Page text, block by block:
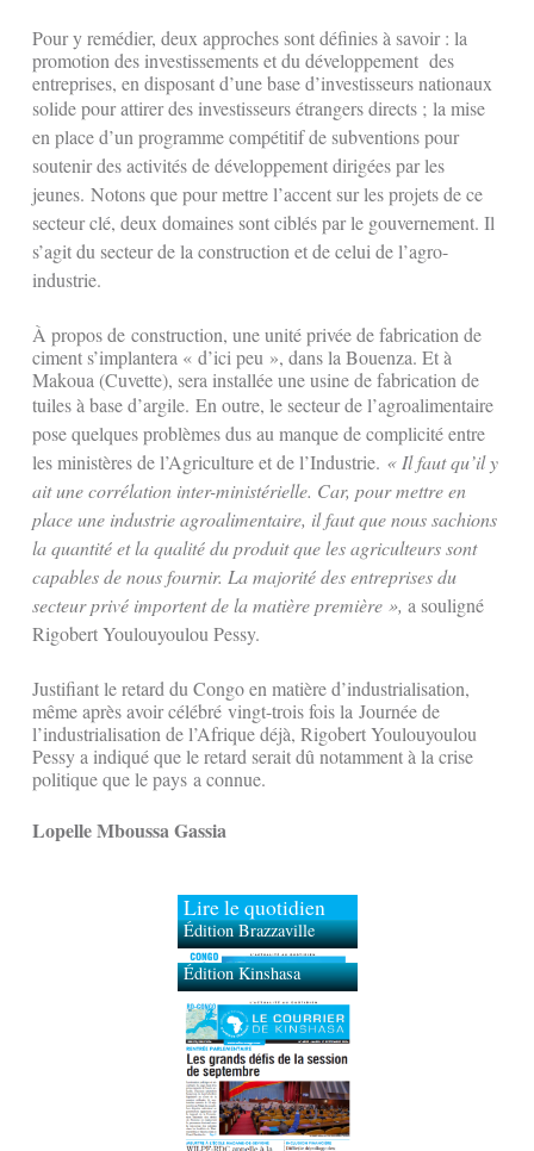
Pour y remédier, deux approches sont définies à savoir : la
promotion des investissements et du développement des
entreprises, en disposant d’une base d’investisseurs nationaux
solide pour attirer des investisseurs étrangers directs ; la mise
en place d’un programme compétitif de subventions pour
soutenir des activités de développement dirigées par les
jeunes. Notons que pour mettre l’accent sur les projets de ce
secteur clé, deux domaines sont ciblés par le gouvernement. Il
s’agit du secteur de la construction et de celui de l’agro-
industrie.
À propos de construction, une unité privée de fabrication de
ciment s’implantera « d’ici peu », dans la Bouenza. Et à
Makoua (Cuvette), sera installée une usine de fabrication de
tuiles à base d’argile. En outre, le secteur de l’agroalimentaire
pose quelques problèmes dus au manque de complicité entre
les ministères de l’Agriculture etde l’Industrie. « Il faut qu’il y
ait une corrélation inter-ministérielle. Car, pour mettre en
place une industrie agroalimentaire, il faut que nous sachions
la quantité et la qualité du produit que les agriculteurs sont
capables de nous fournir. La majorité des entreprises du
secteur privé importent de la matière première », a souligné
Rigobert Youlouyoulou Pessy.
Justifiant le retard du Congo en matière d’industrialisation,
même après avoir célébré vingt-trois fois la Journée de
l’industrialisation de l’Afrique déjà, Rigobert Youlouyoulou
Pessy a indiqué que le retard serait dû notamment à la crise
politique que le pays a connue.
Lopelle Mboussa Gassia
Lire le quotidien
Édition Brazzaville
Édition Kinshasa